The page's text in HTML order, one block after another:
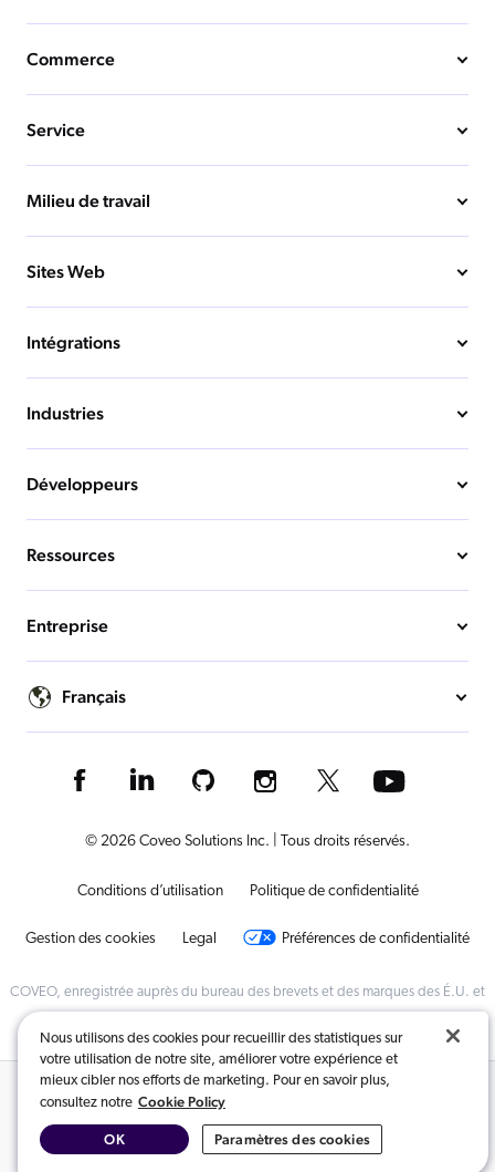
Commerce
Service
Milieu de travail
Sites Web
Intégrations
Industries
Développeurs
Ressources
Entreprise
Français
© 2026 Coveo Solutions Inc. | Tous droits réservés.
Conditions d’utilisation Politique de confidentialité
Gestion des cookies Legal Préférences de confidentialité
COVEO, enregistrée auprès du bureau des brevets et des marques des É.U. et
Contenus connexes :
Recherche alimentée par l’intelligence artificielle, Santé
Nous utilisons des cookies pour recueillir des statistiques sur
votre utilisation de notre site, améliorer votre expérience et
mieux cibler nos efforts de marketing. Pour en savoir plus,
consultez notre Cookie Policy
Paramètres des cookies
OK